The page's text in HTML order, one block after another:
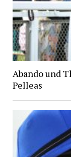
Abando und
Pelleas